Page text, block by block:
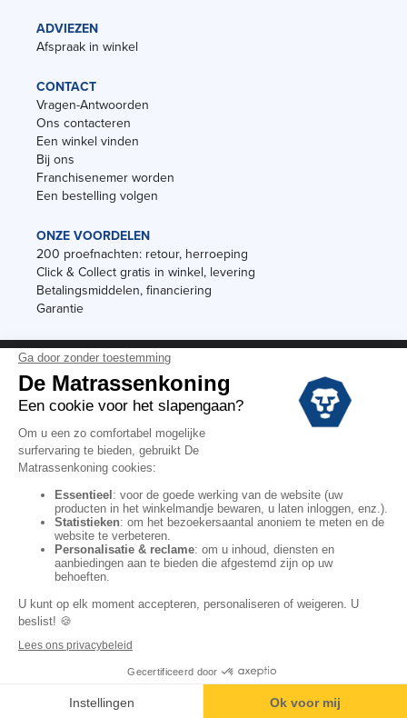
Toevoegen aan winkelmandje
ADVIEZEN
Afspraak in winkel
CONTACT
Vragen-Antwoorden
Ons contacteren
Een winkel vinden
Bij ons
Franchisenemer worden
Een bestelling volgen
ONZE VOORDELEN
200 proefnachten: retour, herroeping
Click & Collect gratis in winkel, levering
Betalingsmiddelen, financiering
Garantie
Black Friday
Voorraadverkoop
Algemene verkoopvoorwaarden voor winkels
Algemene verkoopvoorwaarden op internet
Wettelijke Bepalingen
Persoonlijke gegevens
Kortingscodes De Matrassenkoning
Copyright © 2022. All rights reserved.